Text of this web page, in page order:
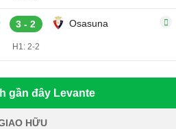
3 - 2 Osasuna
H1: 2-2
gần đây Levante
HỮU